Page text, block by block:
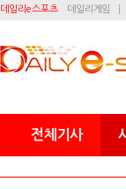
데일리e스포츠 데일리게임
전체기사